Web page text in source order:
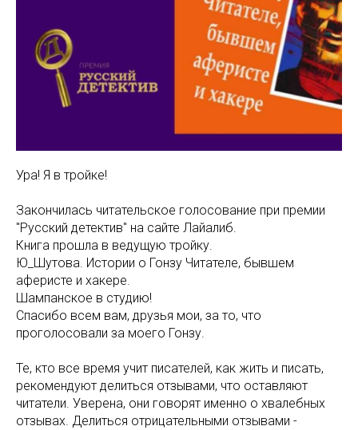
Ура! Я в тройке!
Закончилась читательское голосование при премии
"Русский детектив" на сайте Лайалиб.
Книга прошла в ведущую тройку.
Ю_Шутова. Истории о Гонзу Читателе, бывшем
аферисте и хакере.
Шампанское в студию!
Спасибо всем вам, друзья мои, за то, что
проголосовали за моего Гонзу.
Те, кто все время учит писателей, как жить и писать,
рекомендуют делиться отзывами, что оставляют
читатели. Уверена, они говорят именно о хвалебных
отзывах. Делиться отрицательными отзывами -